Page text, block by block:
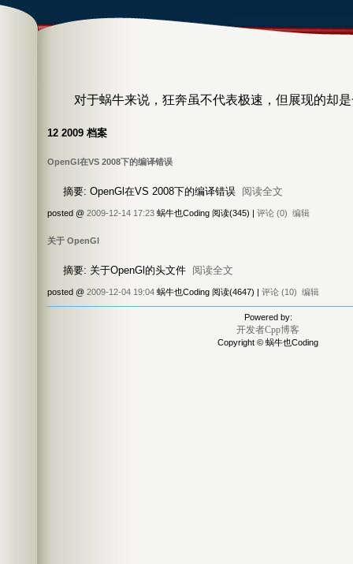
对于蜗牛来说，狂奔虽不代表极速，但展现的却
12 2009 档案
OpenGl在VS 2008下的编译错误
摘要: OpenGl在VS 2008下的编译错误 阅读全文
posted @ 2009-12-14 17:23 蜗牛也Coding 阅读(345) | 评论 (0) 编辑
关于 OpenGl
摘要: 关于OpenGl的头文件 阅读全文
posted @ 2009-12-04 19:04 蜗牛也Coding 阅读(4647) | 评论 (10) 编辑
Powered by:
开发者Cpp博客
Copyright © 蜗牛也Coding